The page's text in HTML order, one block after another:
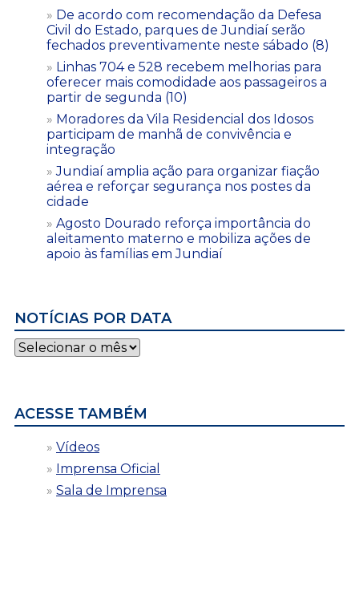
De acordo com recomendação da Defesa
Civil do Estado, parques de Jundiaí serão
fechados preventivamente neste sábado (8)
Linhas 704 e 528 recebem melhorias para
oferecer mais comodidade aos passageiros a
partir de segunda (10)
Moradores da Vila Residencial dos Idosos
participam de manhã de convivência e
integração
Jundiaí amplia ação para organizar fiação
aérea e reforçar segurança nos postes da
cidade
Agosto Dourado reforça importância do
aleitamento materno e mobiliza ações de
apoio às famílias em Jundiaí
NOTÍCIAS POR DATA
Notícias
por
ACESSE TAMBÉM
Vídeos
Imprensa Oficial
Sala de Imprensa